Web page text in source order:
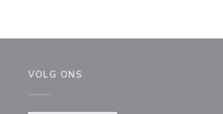
VOLG ONS